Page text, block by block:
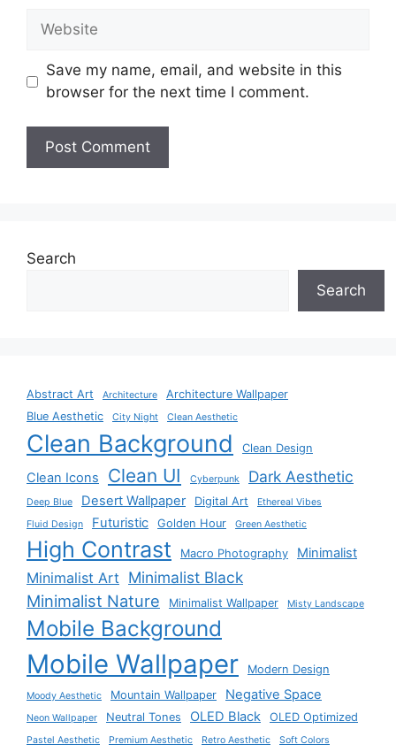
Website
Save my name, email, and website in this
browser for the next time I comment.
Search
Search
Abstract Art Architecture
Architecture Wallpaper
Blue Aesthetic
City Night Clean Aesthetic
Clean Background Clean Design
Clean Icons Clean UI Cyberpunk Dark Aesthetic
Deep Blue Desert Wallpaper Digital Art
Ethereal Vibes
Fluid Design
Futuristic Golden Hour Green Aesthetic
High Contrast Macro Photography Minimalist
Minimalist Art Minimalist Black
Minimalist Nature Minimalist Wallpaper Misty Landscape
Mobile Background
Mobile Wallpaper Modern Design
Moody Aesthetic Mountain Wallpaper Negative Space
Neon Wallpaper Neutral Tones OLED Black OLED Optimized
Pastel Aesthetic Premium Aesthetic Retro Aesthetic Soft Colors